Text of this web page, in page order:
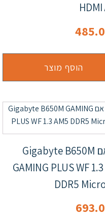
HDMI
הוסף מוצר
לוח אם Gigabyte B650M
GAMING PLUS WF
DDR5